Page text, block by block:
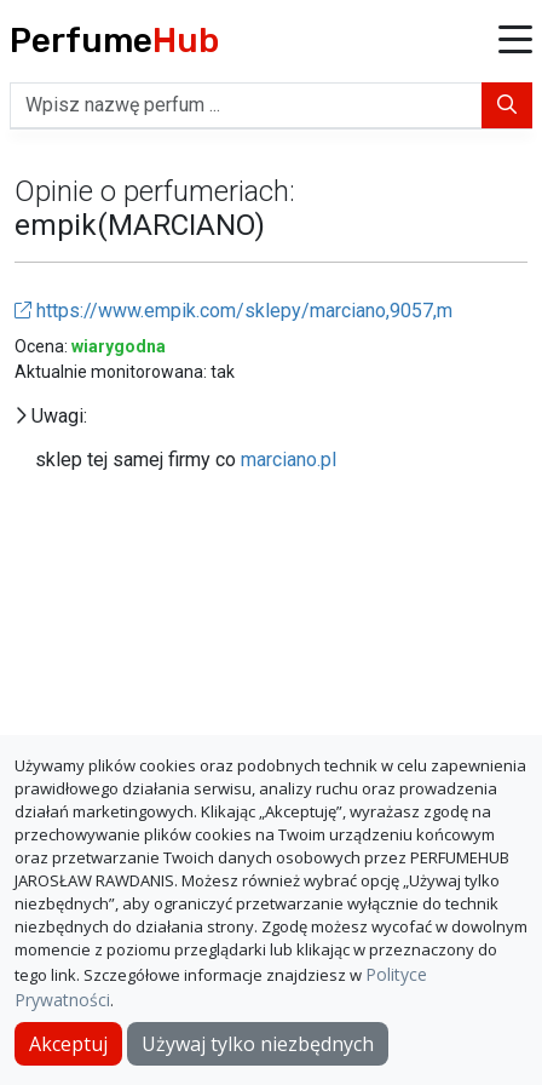
PerfumeHub
Opinie o perfumeriach:
empik(MARCIANO)
https://www.empik.com/sklepy/marciano,9057,m
Ocena: wiarygodna
Aktualnie monitorowana: tak
Uwagi:
sklep tej samej firmy co marciano.pl
O PerfumeHub Polityka Prywatności Dla sklepów
© PerfumeHub 2026
Używamy plików cookies oraz podobnych technik w celu zapewnienia
prawidłowego działania serwisu, analizy ruchu oraz prowadzenia
działań marketingowych. Klikając „Akceptuję”, wyrażasz zgodę na
przechowywanie plików cookies na Twoim urządzeniu końcowym
oraz przetwarzanie Twoich danych osobowych przez PERFUMEHUB
JAROSŁAW RAWDANIS. Możesz również wybrać opcję „Używaj tylko
niezbędnych”, aby ograniczyć przetwarzanie wyłącznie do technik
niezbędnych do działania strony. Zgodę możesz wycofać w dowolnym
momencie z poziomu przeglądarki lub klikając w przeznaczony do
tego link. Szczegółowe informacje znajdziesz w Polityce
Prywatności.
Akceptuj Używaj tylko niezbędnych